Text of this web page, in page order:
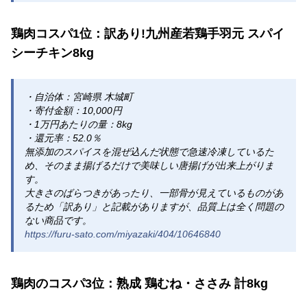
鶏肉コスパ1位：訳あり!九州産若鶏手羽元 スパイ
シーチキン8kg
・自治体：宮崎県 木城町
・寄付金額：10,000円
・1万円あたりの量：8kg
・還元率：52.0％
無添加のスパイスを混ぜ込んだ状態で急速冷凍しているた
め、そのまま揚げるだけで美味しい唐揚げが出来上がりま
す。
大きさのばらつきがあったり、一部骨が見えているものがあ
るため「訳あり」と記載がありますが、品質上は全く問題の
ない商品です。
https://furu-sato.com/miyazaki/404/10646840
鶏肉のコスパ3位：熟成 鶏むね・ささみ 計8kg